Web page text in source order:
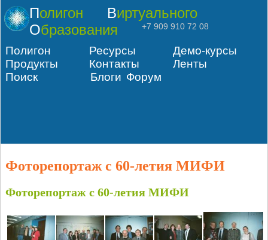
Полигон
Виртуального
Образования
+7 909 910 72 08
Полигон Ресурсы
Демо-курсы
Продукты
Контакты
Ленты
Поиск
Блоги Форум
Фоторепортаж с 60-летия МИФИ
Фоторепортаж с 60-летия МИФИ